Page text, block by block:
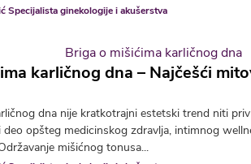
Specijalista ginekologije i akušerstva
karličnog dna – Najčešći
dna nije kratkotrajni estetski trend niti
deo opšteg medicinskog zdravlja, intimnog
mišićnog tonusa...